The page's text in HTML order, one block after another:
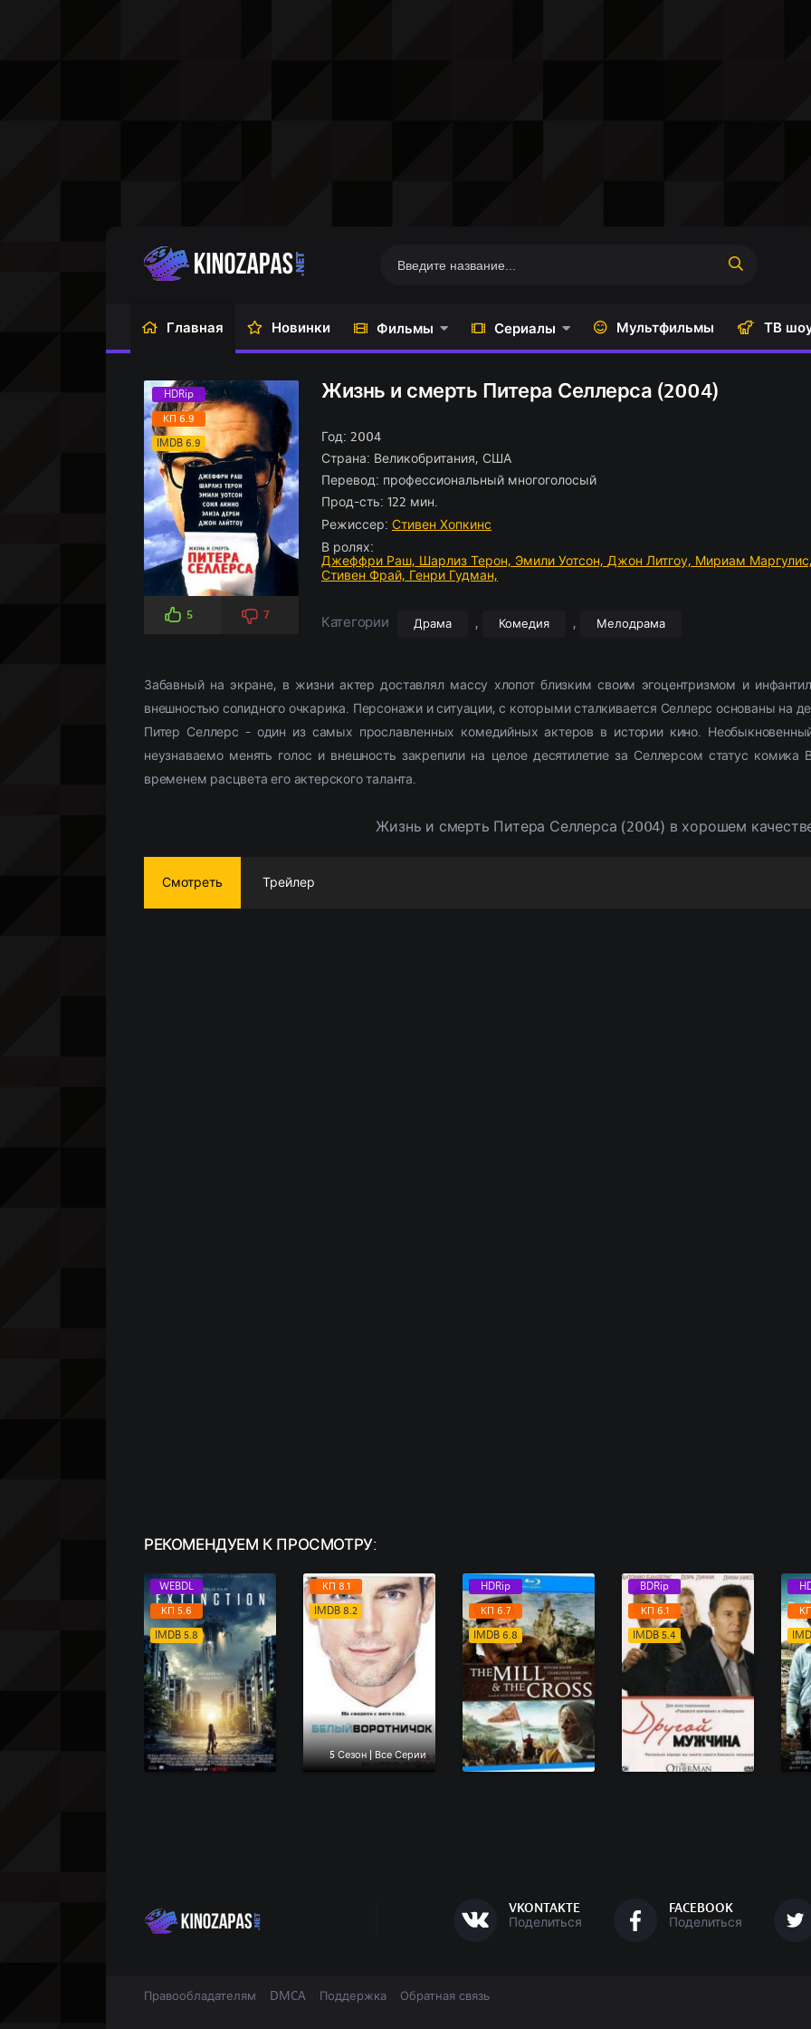
Главная Новинки Фильмы
Боевики(5826)
Вестерн (347)
Военный(958)
Детектив(2359)
Драма(18658)
Комедия
Криминал(3857)
Мелодрама(5826)
Русские(2377)
Ужасы(6028)
Сериалы
Боевик(966)
Мелодрамы(3107)
Военный(268)
Драма
Исторические(520)
Мультфильмы ТВ
По рейтингу
Аниме
HDRip
КП 6.9
IMDB 6.9
5 7
Жизнь и смерть Питера Селлерса (2004)
Год: 2004
Страна: Великобритания, США
Перевод: профессиональный многоголосый
Прод-сть: 122 мин.
Режиссер: Стивен Хопкинс
В ролях:
Джеффри Раш, Шарлиз Терон, Эмили Уотсон, Джон Литгоу, Мириам
Стивен Фрай, Генри Гудман,
Категории Драма , Комедия , Мелодрама
Забавный на экране, в жизни актер доставлял массу хлопот близким своим эгоцентризмом и
внешностью солидного очкарика. Персонажи и ситуации, с которыми сталкивается Селлерс основаны на
Питер Селлерс - один из самых прославленных комедийных актеров в истории кино.
неузнаваемо менять голос и внешность закрепили на целое десятилетие за Селлерсом статус
временем расцвета его актерского таланта.
Жизнь и смерть Питера Селлерса (2004) в хорошем
Смотреть Трейлер
РЕКОМЕНДУЕМ К ПРОСМОТРУ:
WEBDL
КП 5.6
IMDB 5.8
КП 8.1
IMDB 8.2
5 Сезон | Все Серии
HDRip
КП 6.7
IMDB 6.8
BDRip
КП 6.1
IMDB 5.4
VKONTAKTE
Поделиться
FACEBOOK
Поделиться
Правообладателям DMCA Поддержка Обратная связь